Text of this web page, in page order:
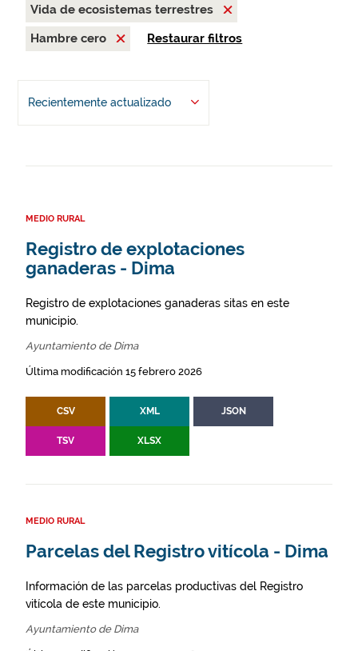
Vida de ecosistemas terrestres
Hambre cero
Restaurar filtros
Recientemente actualizado
MEDIO RURAL
Registro de explotaciones
ganaderas - Dima
Registro de explotaciones ganaderas sitas en este
municipio.
Ayuntamiento de Dima
Última modificación 15 febrero 2026
CSV XML JSON
TSV XLSX
MEDIO RURAL
Parcelas del Registro vitícola - Dima
Información de las parcelas productivas del Registro
vitícola de este municipio.
Ayuntamiento de Dima